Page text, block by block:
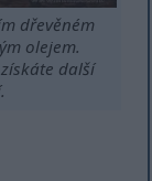
dřevěném
olejem.
další